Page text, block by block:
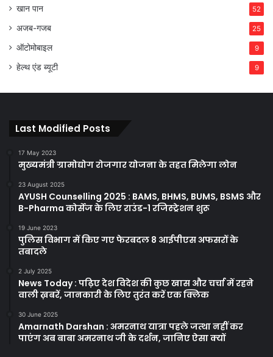
खान पान 52
अजब-गजब 25
ऑटोमोबाइल 9
हेल्थ एंड ब्यूटी 9
Last Modified Posts
17 May 2023
मुख्यमंत्री ग्रामोद्योग रोजगार योजना के तहत मिलेगा लोन
23 August 2025
AYUSH Counselling 2025 : BAMS, BHMS, BUMS, BSMS और
B-Pharma कोर्सेज के लिए राउंड-1 रजिस्ट्रेशन शुरू
19 June 2023
पुलिस विभाग में किए गए फेरबदल 8 आईपीएस अफसरों के
तबादले
2 July 2025
News Today : पढ़िए देश विदेश की कुछ खास और चर्चा में रहने
वाली ख़बरें, जानकारी के लिए तुरंत करें एक क्लिक
30 June 2025
Amarnath Darshan : अमरनाथ यात्रा पहले जत्था नहीं कर
पाएंग अब बाबा अमरनाथ जी के दर्शन, जानिए ऐसा क्यों